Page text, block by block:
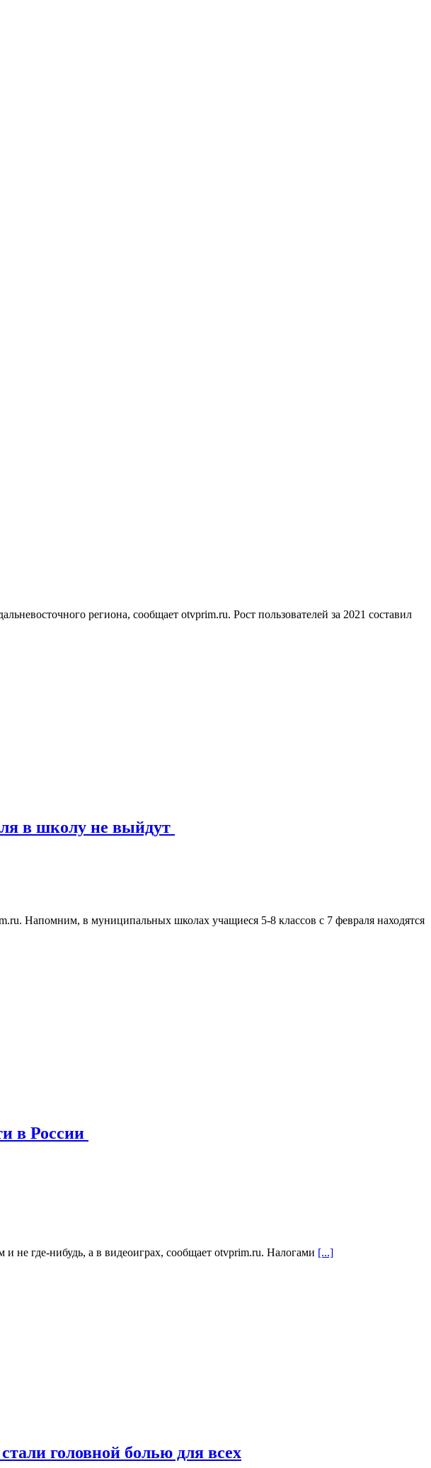
региона, сообщает otvprim.ru. Рост пользователей за 2021 составил
в школу не выйдут
Напомним, в муниципальных школах учащиеся 5-8 классов с 7 февраля находятся
в России
не где-нибудь, а в видеоиграх, сообщает otvprim.ru. Налогами [...]
головной болью для всех